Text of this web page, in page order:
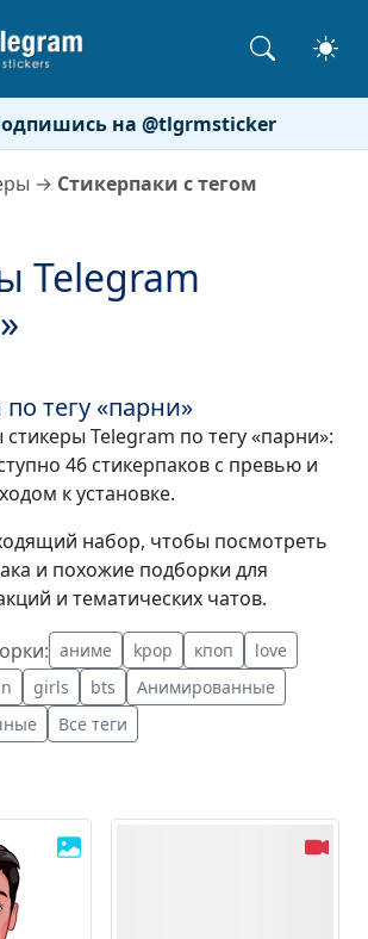
на @tlgrmsticker
→ Стикерпаки с тегом
Telegram
тегу «парни»
Telegram по тегу «парни»:
46 стикерпаков с превью и
к установке.
набор, чтобы посмотреть
и похожие подборки для
и тематических чатов.
аниме kpop кпоп
love
girls bts
Анимированные
Все теги